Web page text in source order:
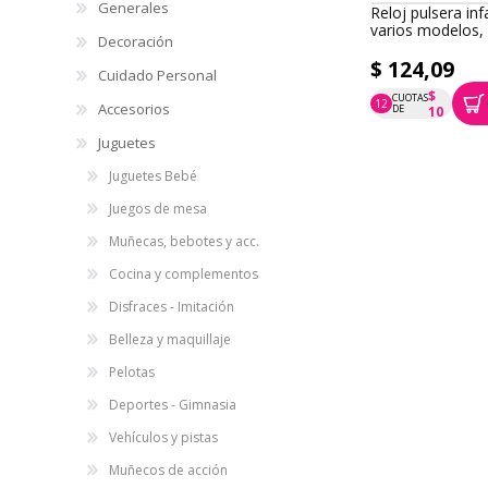
Puzzle de
XALINGO, en caja
$ 683,22
$
Generales
Decoración
Cuidado Personal
Accesorios
Juguetes
Juguetes Bebé
Juegos de mesa
Muñecas, bebotes y acc.
Cocina y complementos
Disfraces - Imitación
Belleza y maquillaje
Pelotas
Deportes - Gimnasia
Vehículos y pistas
Muñecos de acción